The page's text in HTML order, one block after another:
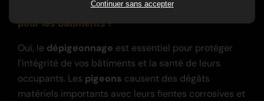
11. Le dépigeonnage est-il vraiment nécessaire
pour les bâtiments ?
Oui, le dépigeonnage est essentiel pour protéger
l'intégrité de vos bâtiments et la santé de leurs
occupants. Les pigeons causent des dégâts
matériels importants avec leurs fientes corrosives et
Continuer sans accepter